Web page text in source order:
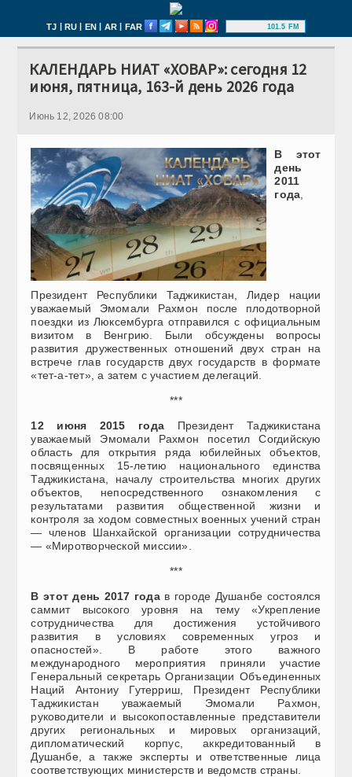
TJ | RU | EN | AR | FAR 101.5 FM
КАЛЕНДАРЬ НИАТ «ХОВАР»: сегодня 12
июня, пятница, 163-й день 2026 года
Июнь 12, 2026 08:00
В этот
день
2011
года
Президент Республики Таджикистан, Лидер нации
уважаемый Эмомали Рахмон после плодотворной
поездки из Люксембурга отправился с официальным
визитом в Венгрию. Были обсуждены вопросы
развития дружественных отношений двух стран на
встрече глав государств двух государств в формате
«тет-а-тет», а затем с участием делегаций.
***
12 июня 2015 года Президент Таджикистана
уважаемый Эмомали Рахмон посетил Согдийскую
область для открытия ряда юбилейных объектов,
посвященных 15-летию национального единства
Таджикистана, началу строительства многих других
объектов, непосредственного ознакомления с
результатами развития общественной жизни и
контроля за ходом совместных военных учений стран
— членов Шанхайской организации сотрудничества
— «Миротворческой миссии».
***
В этот день 2017 годав городе Душанбе состоялся
саммит высокого уровня на тему «Укрепление
сотрудничества для достижения устойчивого
развития в условиях современных угроз и
опасностей». В работе этого важного
международного мероприятия приняли участие
Генеральный секретарь Организации Объединенных
Наций Антониу Гутерриш, Президент Республики
Таджикистан уважаемый Эмомали Рахмон,
руководители и высокопоставленные представители
других региональных и мировых организаций,
дипломатический корпус, аккредитованный в
Душанбе, а также эксперты и ответственные лица
соответствующих министерств и ведомств страны.